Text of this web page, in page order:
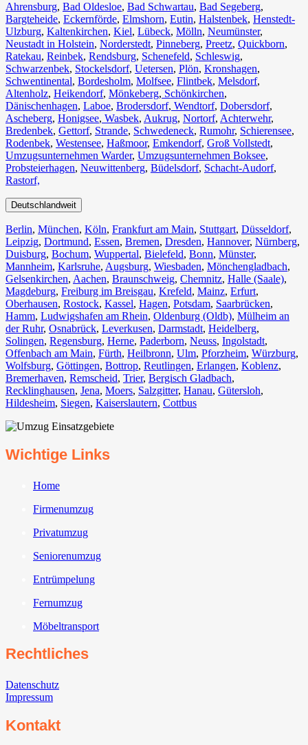
Ahrensburg, Bad Oldesloe, Bad Schwartau, Bad Segeberg,
Bargteheide, Eckernförde, Elmshorn, Eutin, Halstenbek, Henstedt-
Ulzburg, Kaltenkirchen, Kiel, Lübeck, Mölln, Neumünster,
Neustadt in Holstein, Norderstedt, Pinneberg, Preetz, Quickborn,
Ratekau, Reinbek, Rendsburg, Schenefeld, Schleswig,
Schwarzenbek, Stockelsdorf, Uetersen, Plön, Kronshagen,
Schwentinental, Bordesholm, Molfsee, Flintbek, Melsdorf,
Altenholz, Heikendorf, Mönkeberg, Schönkirchen,
Dänischenhagen, Laboe, Brodersdorf, Wendtorf, Dobersdorf,
Ascheberg, Honigsee, Wasbek, Aukrug, Nortorf, Achterwehr,
Bredenbek, Gettorf, Strande, Schwedeneck, Rumohr, Schierensee,
Rodenbek, Westensee, Haßmoor, Emkendorf, Groß Vollstedt,
Umzugsunternehmen Warder, Umzugsunternehmen Boksee,
Probsteierhagen, Neuwittenberg, Büdelsdorf, Schacht-Audorf,
Rastorf,
Deutschlandweit
Berlin⁠, München, Köln⁠, Frankfurt am Main, Stuttgart, Düsseldorf,
Leipzig, Dortmund, Essen, Bremen, Dresden, Hannover, Nürnberg,
Duisburg⁠, Bochum, Wuppertal⁠, Bielefeld⁠, Bonn⁠, Münster⁠,
Mannheim, Karlsruhe, Augsburg, Wiesbaden⁠, Mönchengladbach⁠,
Gelsenkirchen⁠, Aachen⁠, Braunschweig, Chemnitz⁠, Halle (Saale)⁠,
Magdeburg, Freiburg im Breisgau⁠, Krefeld⁠, Mainz⁠, Erfurt,
Oberhausen⁠, Rostock⁠, Kassel⁠, Hagen, Potsdam, Saarbrücken⁠,
Hamm, Ludwigshafen am Rhein⁠, Oldenburg (Oldb), Mülheim an
der Ruhr, Osnabrück⁠, Leverkusen, Darmstadt⁠, Heidelberg,
Solingen, Regensburg, Herne⁠, Paderborn, Neuss, Ingolstadt,
Offenbach am Main, Fürth⁠, Heilbronn, Ulm⁠, Pforzheim, Würzburg,
Wolfsburg⁠, Göttingen, Bottrop, Reutlingen, Erlangen⁠, Koblenz,
Bremerhaven⁠, Remscheid, Trier⁠, Bergisch Gladbach,
Recklinghausen, Jena⁠, Moers⁠, Salzgitter⁠, Hanau, Gütersloh,
Hildesheim⁠, Siegen⁠, Kaiserslautern⁠, Cottbus⁠
Wichtige Links
Home
Firmenumzug
Privatumzug
Seniorenumzug
Entrümpelung
Fernumzug
Möbeltransport
Rechtliches
Datenschutz
Impressum
Kontakt